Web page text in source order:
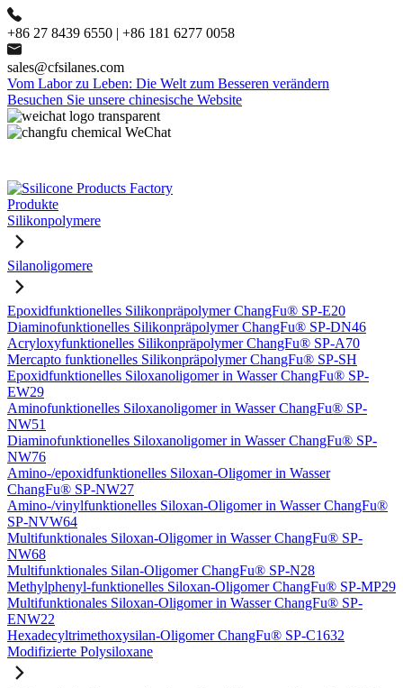
+86 27 8439 6550 | +86 181 6277 0058
sales@cfsilanes.com
Vom Labor zu Leben: Die Welt zum Besseren verändern
Besuchen Sie unsere chinesische Website
Produkte
Silikonpolymere
Silanoligomere
Epoxidfunktionelles Silikonpräpolymer ChangFu® SP-E20
Diaminofunktionelles Silikonpräpolymer ChangFu® SP-DN46
Acryloxyfunktionelles Silikonpräpolymer ChangFu® SP-A70
Mercapto funktionelles Silikonpräpolymer ChangFu® SP-SH
Epoxidfunktionelles Siloxanoligomer in Wasser ChangFu® SP-
EW29
Aminofunktionelles Siloxanoligomer in Wasser ChangFu® SP-
NW51
Diaminofunktionelles Siloxanoligomer in Wasser ChangFu® SP-
NW76
Amino-/epoxidfunktionelles Siloxan-Oligomer in Wasser
ChangFu® SP-NW27
Amino-/vinylfunktionelles Siloxan-Oligomer in Wasser ChangFu®
SP-NVW64
Multifunktionales Siloxan-Oligomer in Wasser ChangFu® SP-
NW68
Multifunktionales Silan-Oligomer ChangFu® SP-N28
Methylphenyl-funktionelles Siloxan-Oligomer ChangFu® SP-MP29
Multifunktionales Siloxan-Oligomer in Wasser ChangFu® SP-
ENW22
Hexadecyltrimethoxysilan-Oligomer ChangFu® SP-C1632
Modifizierte Polysiloxane